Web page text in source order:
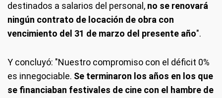
destinados a salarios del personal, no se renovará
ningún contrato de locación de obra con
vencimiento del 31 de marzo del presente año".
Y concluyó: "Nuestro compromiso con el déficit 0%
es innegociable. Se terminaron los años en los que
se financiaban festivales de cine con el hambre de